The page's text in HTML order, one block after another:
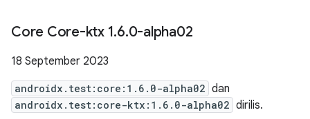
Core Core-ktx 1.6.0-alpha02
18 September 2023
androidx.test:core:1.6.0-alpha02 dan
androidx.test:core-ktx:1.6.0-alpha02 dirilis.